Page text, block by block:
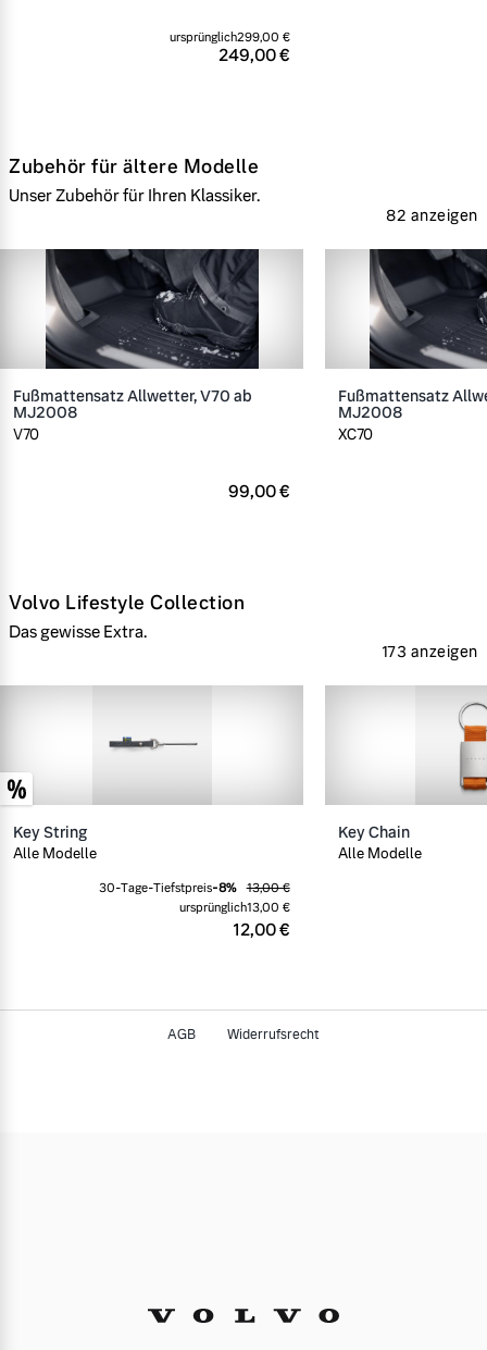
249,00 €
ursprünglich299,00 €
Zubehör für ältere Modelle
Unser Zubehör für Ihren Klassiker.
82 anzeigen
Fußmattensatz Allwetter, V70 ab
MJ2008
V70
99,00 €
Fußmattensatz
MJ2008
XC70
Volvo Lifestyle Collection
Das gewisse Extra.
173 anzeigen
Key String
Alle Modelle
12,00 €
30-Tage-Tiefstpreis-8%
13,00 €
ursprünglich13,00 €
Key Chain
Alle Modelle
AGB Widerrufsrecht